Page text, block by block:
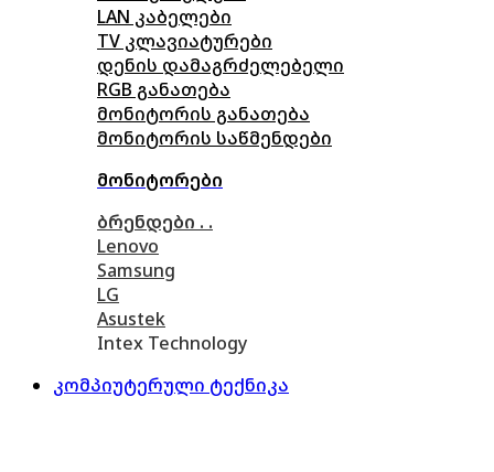
LAN კაბელები
TV კლავიატურები
დენის დამაგრძელებელი
RGB განათება
მონიტორის განათება
მონიტორის საწმენდები
მონიტორები
ბრენდები . .
Lenovo
Samsung
LG
Asustek
Intex Technology
კომპიუტერული ტექნიკა